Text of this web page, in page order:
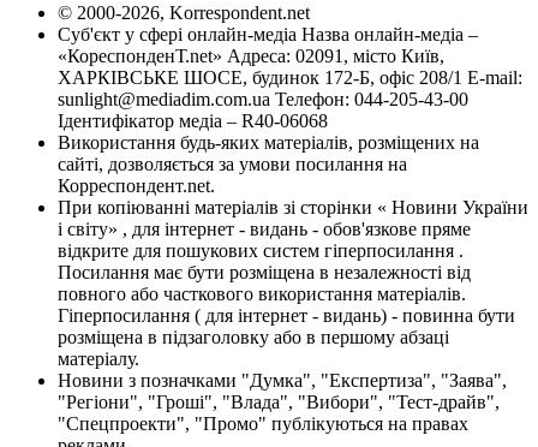
© 2000-2026, Korrespondent.net
Суб'єкт у сфері онлайн-медіа Назва онлайн-медіа –
«КореспонденТ.net» Адреса: 02091, місто Київ,
ХАРКІВСЬКЕ ШОСЕ, будинок 172-Б, офіс 208/1 E-mail:
sunlight@mediadim.com.ua Телефон: 044-205-43-00
Ідентифікатор медіа – R40-06068
Використання будь-яких матеріалів, розміщених на
сайті, дозволяється за умови посилання на
Корреспондент.net.
При копіюванні матеріалів зі сторінки « Новини України
і світу» , для інтернет - видань - обов'язкове пряме
відкрите для пошукових систем гіперпосилання .
Посилання має бути розміщена в незалежності від
повного або часткового використання матеріалів.
Гіперпосилання ( для інтернет - видань) - повинна бути
розміщена в підзаголовку або в першому абзаці
матеріалу.
Новини з позначками "Думка", "Експертиза", "Заява",
"Регіони", "Гроші", "Влада", "Вибори", "Тест-драйв",
"Спецпроекти", "Промо" публікуються на правах